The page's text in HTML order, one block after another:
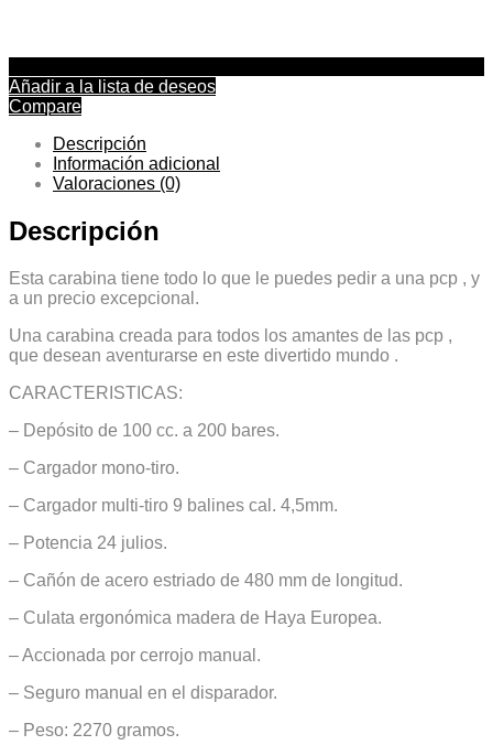
Añadir a la lista de deseos
Compare
Descripción
Información adicional
Valoraciones (0)
Descripción
Esta carabina tiene todo lo que le puedes pedir a una pcp , y
a un precio excepcional.
Una carabina creada para todos los amantes de las pcp ,
que desean aventurarse en este divertido mundo .
CARACTERISTICAS:
– Depósito de 100 cc. a 200 bares.
– Cargador mono-tiro.
– Cargador multi-tiro 9 balines cal. 4,5mm.
– Potencia 24 julios.
– Cañón de acero estriado de 480 mm de longitud.
– Culata ergonómica madera de Haya Europea.
– Accionada por cerrojo manual.
– Seguro manual en el disparador.
– Peso: 2270 gramos.